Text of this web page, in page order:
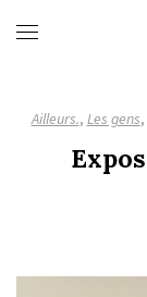
Ailleurs., Les gens,